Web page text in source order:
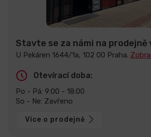
Stavte se za námi na prodejně
U Pekáren 1644/1a, 102 00 Praha.
Otevírací doba:
Po - Pá: 9:00 - 18:00
So - Ne: Zavřeno
Více o prodejně